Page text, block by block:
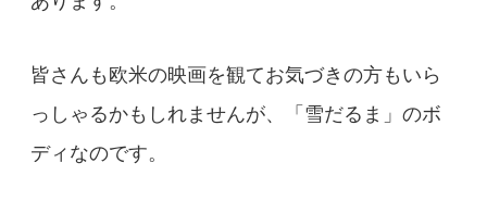
皆さんも欧米の映画を観てお気づきの方もいら
っしゃるかもしれませんが、「雪だるま」のボ
ディなのです。